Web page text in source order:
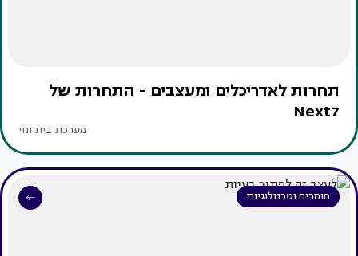
תחרות לאדריכלים ומעצבים - התחרות של
Next7
מערכת בית ונוי
חומרים וטכנולוגיות